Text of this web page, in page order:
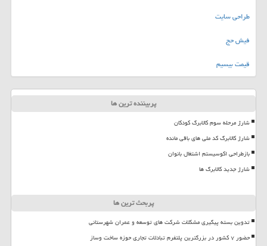
طراحی سایت
فیش حج
قیمت بیسیم
پربیننده ترین ها
شارژ مرحله سوم کالابرگ کودکان
شارژ کالابرگ کد ملی های باقی مانده
بازطراحی اکوسیستم اشتغال بانوان
شارژ جدید کالابرگ ها
پربحث ترین ها
تدوین بسته پیگیری مشکلات شرکت های توسعه و عمران شهرستانی
حضور ۷ کشور در بزرگترین پلتفرم تبادلات تجاری حوزه ساخت وساز